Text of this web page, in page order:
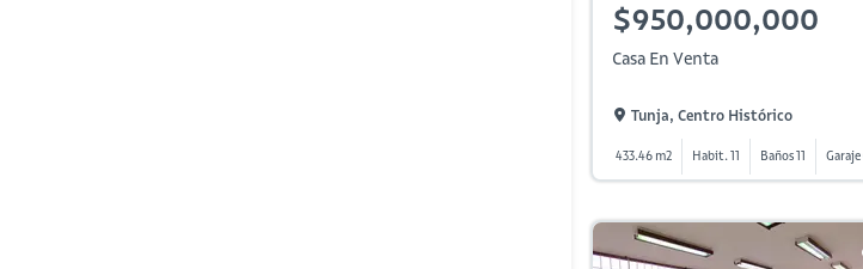
$950,000,000
Casa En Venta
Tunja, Centro Histórico
433.46 m2 Habit. 11 Baños 11 Garaje